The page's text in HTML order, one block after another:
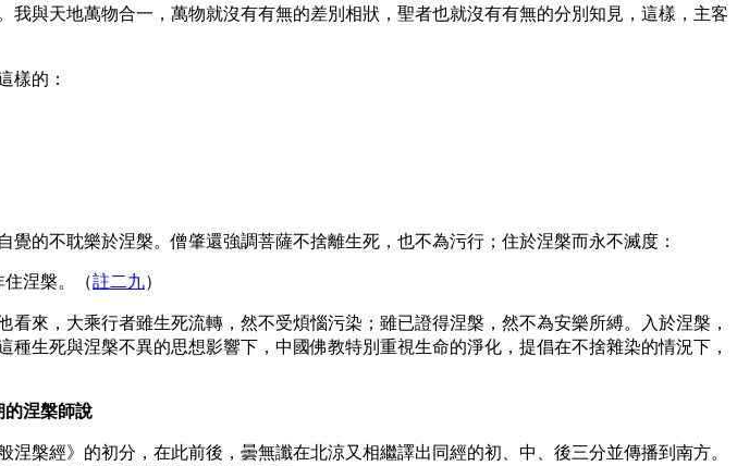
與天地萬物合一，萬物就沒有有無的差別相狀，聖者也就沒有有無的分別知見，這樣，主客
樣的：
覺的不耽樂於涅槃。僧肇還強調菩薩不捨離生死，也不為污行；住於涅槃而永不滅度：
住涅槃。（註二九）
來，大乘行者雖生死流轉，然不受煩惱污染；雖已證得涅槃，然不為安樂所縛。入於涅槃，
生死與涅槃不異的思想影響下，中國佛教特別重視生命的淨化，提倡在不捨雜染的情況下，
的涅槃師說
經》的初分，在此前後，曇無讖在北涼又相繼譯出同經的初、中、後三分並傳播到南方。